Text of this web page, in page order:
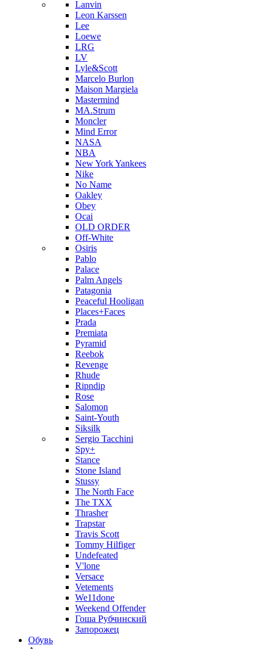
Lanvin
Leon Karssen
Lee
Loewe
LRG
LV
Lyle&Scott
Marcelo Burlon
Maison Margiela
Mastermind
MA.Strum
Moncler
Mind Error
NASA
NBA
New York Yankees
Nike
No Name
Oakley
Obey
Ocai
OLD ORDER
Off-White
Osiris
Pablo
Palace
Palm Angels
Patagonia
Peaceful Hooligan
Places+Faces
Prada
Premiata
Pyramid
Reebok
Revenge
Rhude
Ripndip
Rose
Salomon
Saint-Youth
Siksilk
Sergio Tacchini
Spy+
Stance
Stone Island
Stussy
The North Face
The TXX
Thrasher
Trapstar
Travis Scott
Tommy Hilfiger
Undefeated
V'lone
Versace
Vetements
We11done
Weekend Offender
Гоша Рубчинский
Запорожец
Обувь